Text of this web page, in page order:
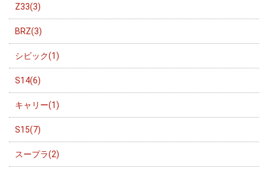
Z33(3)
BRZ(3)
シビック(1)
S14(6)
キャリー(1)
S15(7)
スープラ(2)